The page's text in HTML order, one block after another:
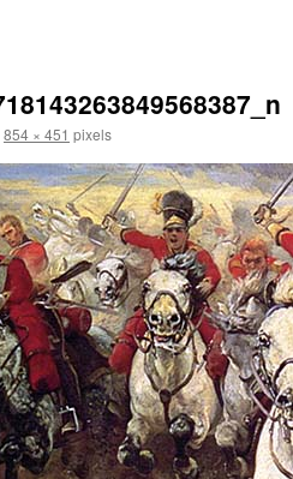
854 × 451 pixels